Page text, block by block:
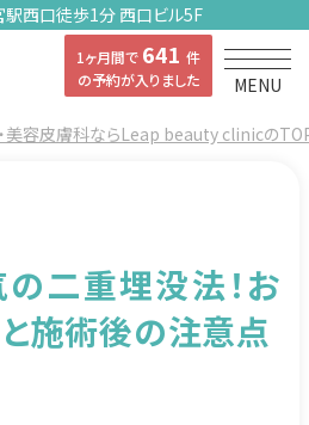
西口徒歩1分 西口ビル5F
1ヶ月間で 641 件
の予約が入りました
MENU
美容皮膚科ならLeap beauty clinicの
二重埋没法！お
施術後の注意点